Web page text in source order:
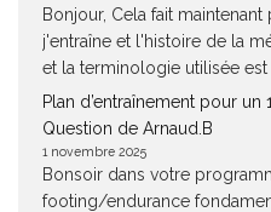
Bonjour, Cela fait
j'entraîne et l'histoire de la
et la terminologie utilisée est
Plan d’entraînement pour un
Question de Arnaud.B
1 novembre 2025
Bonsoir dans votre
footing/endurance